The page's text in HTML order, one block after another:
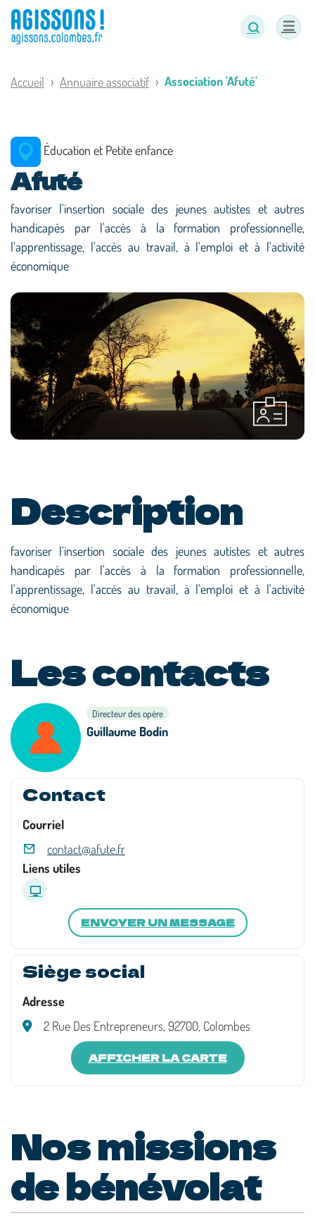
Accueil Annuaire associatif Association 'Afuté'
Éducation et Petite enfance
Afuté
favoriser l'insertion sociale des jeunes autistes et autres
handicapés par l'accès à la formation professionnelle,
l'apprentissage, l'accès au travail, à l'emploi et à l'activité
économique
Description
favoriser l'insertion sociale des jeunes autistes et autres
handicapés par l'accès à la formation professionnelle,
l'apprentissage, l'accès au travail, à l'emploi et à l'activité
économique
Les contacts
Directeur des opére
Guillaume Bodin
Contact
Courriel
contact@afute.fr
Liens utiles
ENVOYER UN MESSAGE
Siège social
Adresse
2 Rue Des Entrepreneurs, 92700, Colombes
AFFICHER LA CARTE
Nos missions
de bénévolat
Panneau de gestion des cookies